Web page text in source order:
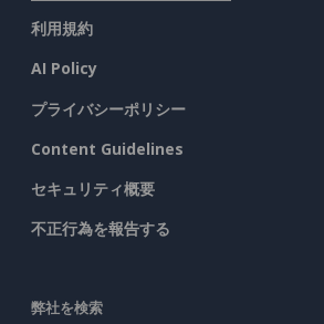
利用規約
AI Policy
プライバシーポリシー
Content Guidelines
セキュリティ概要
不正行為を報告する
弊社を検索